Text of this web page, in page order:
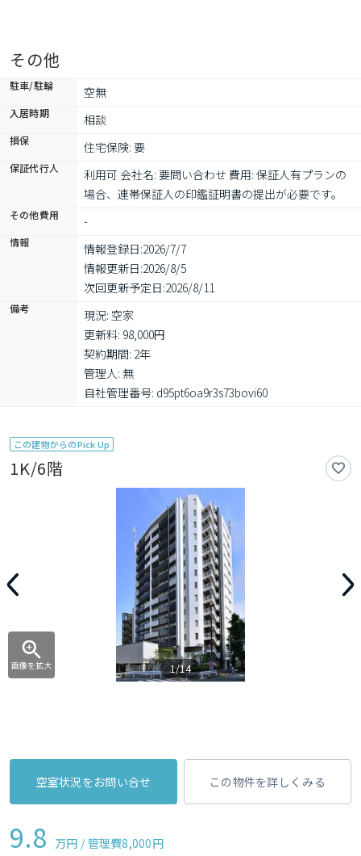
その他
駐車/駐輪 空無
入居時期 相談
損保 住宅保険: 要
保証代行人
利用可 会社名: 要問い合わせ 費用: 保証人有プランの
場合、連帯保証人の印鑑証明書の提出が必要です。
その他費用 -
情報 情報登録日:2026/7/7
情報更新日:2026/8/5
次回更新予定日:2026/8/11
備考
現況: 空家
更新料: 98,000円
契約期間: 2年
管理人: 無
自社管理番号: d95pt6oa9r3s73bovi60
この建物からのPick Up
1K/6階
画像を拡大 1/14
空室状況をお問い合せ この物件を詳しくみる
9.8 万円 / 管理費8,000円